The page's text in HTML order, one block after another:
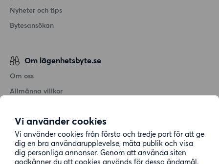
Vi använder cookies
Vi använder cookies från första och tredje part för att ge
dig en bra användarupplevelse, mäta publik och visa
dig personliga annonser. Genom att använda siten
godkänner du att cookies används för dessa ändamål.
Nyheter och tips
Bytesansökan
Om lägenhetsbyte.se
Om oss
Allmänna villkor
Cookiepolicy
Sitemap